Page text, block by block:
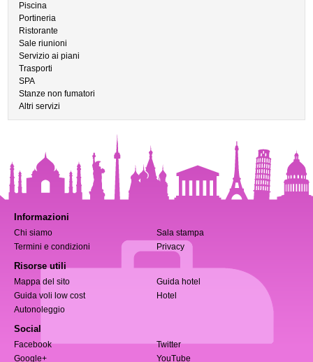
Piscina
Portineria
Ristorante
Sale riunioni
Servizio ai piani
Trasporti
SPA
Stanze non fumatori
Altri servizi
Informazioni
Chi siamo
Sala stampa
Termini e condizioni
Privacy
Risorse utili
Mappa del sito
Guida hotel
Guida voli low cost
Hotel
Autonoleggio
Social
Facebook
Twitter
Google+
YouTube